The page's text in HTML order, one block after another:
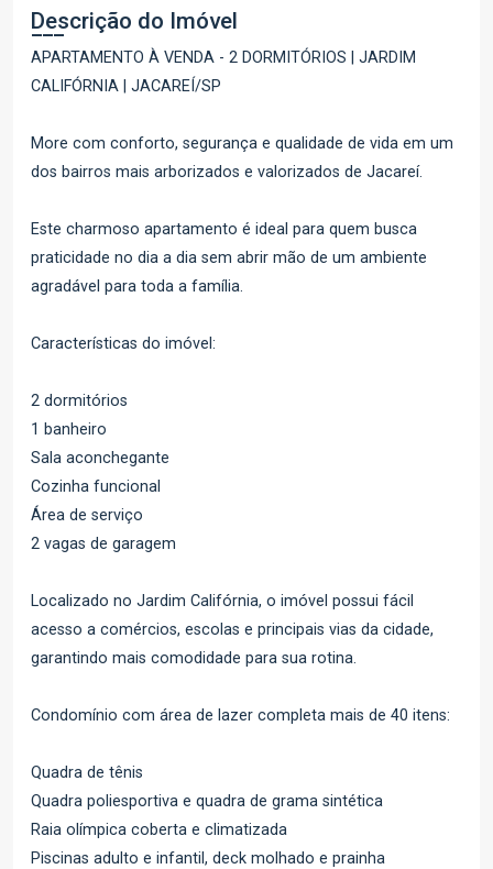
Descrição do Imóvel
APARTAMENTO À VENDA - 2 DORMITÓRIOS | JARDIM
CALIFÓRNIA | JACAREÍ/SP
More com conforto, segurança e qualidade de vida em um
dos bairros mais arborizados e valorizados de Jacareí.
Este charmoso apartamento é ideal para quem busca
praticidade no dia a dia sem abrir mão de um ambiente
agradável para toda a família.
Características do imóvel:
2 dormitórios
1 banheiro
Sala aconchegante
Cozinha funcional
Área de serviço
2 vagas de garagem
Localizado no Jardim Califórnia, o imóvel possui fácil
acesso a comércios, escolas e principais vias da cidade,
garantindo mais comodidade para sua rotina.
Condomínio com área de lazer completa mais de 40 itens:
Quadra de tênis
Quadra poliesportiva e quadra de grama sintética
Raia olímpica coberta e climatizada
Piscinas adulto e infantil, deck molhado e prainha